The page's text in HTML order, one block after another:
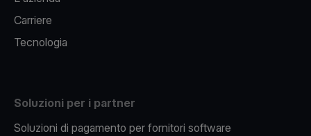
Carriere
Tecnologia
Soluzioni per i partner
Soluzioni di pagamento per fornitori software